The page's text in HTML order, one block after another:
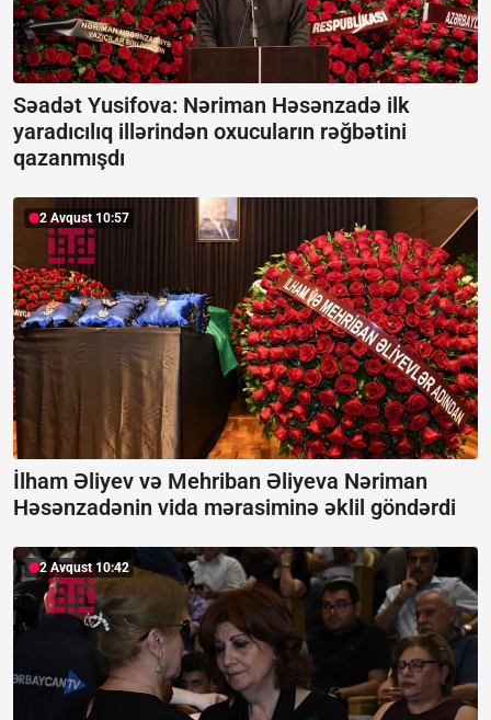
Səadət Yusifova: Nəriman Həsənzadə ilk
yaradıcılıq illərindən oxucuların rəğbətini
qazanmışdı
2 Avqust 10:57
İlham Əliyev və Mehriban Əliyeva Nəriman
Həsənzadənin vida mərasiminə əklil göndərdi
2 Avqust 10:42